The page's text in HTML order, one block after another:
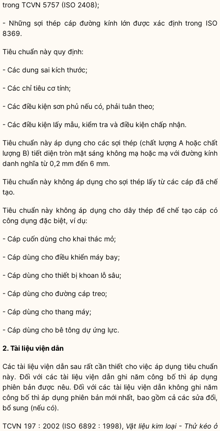
trong TCVN 5757 (ISO 2408);
- Những sợi thép cáp đường kính lớn được xác định trong ISO
8369.
Tiêu chuẩn này quy định:
- Các dung sai kích thước;
- Các chỉ tiêu cơ tính;
- Các điều kiện sơn phủ nếu có, phải tuân theo;
- Các điều kiện lấy mẫu, kiểm tra và điều kiện chấp nhận.
Tiêu chuẩn này áp dụng cho các sợi thép (chất lượng A hoặc chất
lượng B) tiết diện tròn mặt sáng không mạ hoặc mạ với đường kính
danh nghĩa từ 0,2 mm đến 6 mm.
Tiêu chuẩn này không áp dụng cho sợi thép lấy từ các cáp đã chế
tạo.
Tiêu chuẩn này không áp dụng cho dây thép để chế tạo cáp có
công dụng đặc biệt, ví dụ:
- Cáp cuốn dùng cho khai thác mỏ;
- Cáp dùng cho điều khiển máy bay;
- Cáp dùng cho thiết bị khoan lỗ sâu;
- Cáp dùng cho đường cáp treo;
- Cáp dùng cho thang máy;
- Cáp dùng cho bê tông dự ứng lực.
2. Tài liệu viện dẫn
Các tài liệu viện dẫn sau rất cần thiết cho việc áp dụng tiêu chuẩn
này. Đối với các tài liệu viện dẫn ghi năm công bố thì áp dụng
phiên bản được nêu. Đối với các tài liệu viện dẫn không ghi năm
công bố thì áp dụng phiên bản mới nhất, bao gồm cả các sửa đổi,
bổ sung (nếu có).
TCVN 197 : 2002 (ISO 6892 : 1998), Vật liệu kim loại - Thử kéo ở